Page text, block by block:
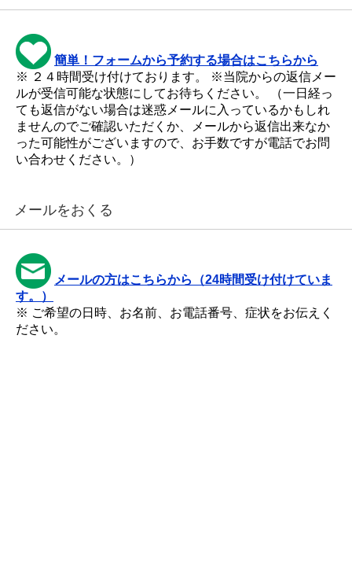
簡単！フォームから予約する場合はこちらから
※ ２４時間受け付けております。 ※当院からの返信メー
ルが受信可能な状態にしてお待ちください。 （一日経っ
ても返信がない場合は迷惑メールに入っているかもしれ
ませんのでご確認いただくか、メールから返信出来なか
った可能性がございますので、お手数ですが電話でお問
い合わせください。）
メールをおくる
メールの方はこちらから（24時間受け付けていま
す。）
※ ご希望の日時、お名前、お電話番号、症状をお伝えく
ださい。